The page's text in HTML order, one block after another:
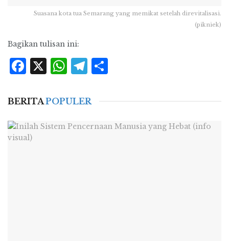
Suasana kota tua Semarang yang memikat setelah direvitalisasi.
(pikniek)
Bagikan tulisan ini:
Facebook
X WhatsApp
Telegram
BERITAPOPULER